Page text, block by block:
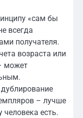
«сам бы
всегда
получателя.
возраста или
может
– лучше
человека есть.